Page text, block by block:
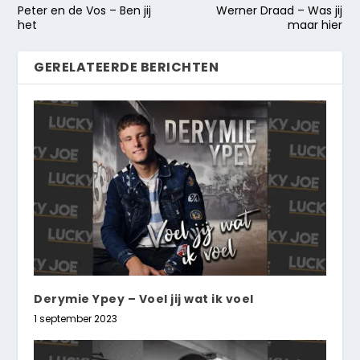
Peter en de Vos – Ben jij
het
Werner Draad – Was jij
maar hier
GERELATEERDE BERICHTEN
Derymie Ypey – Voel jij wat ik voel
1 september 2023